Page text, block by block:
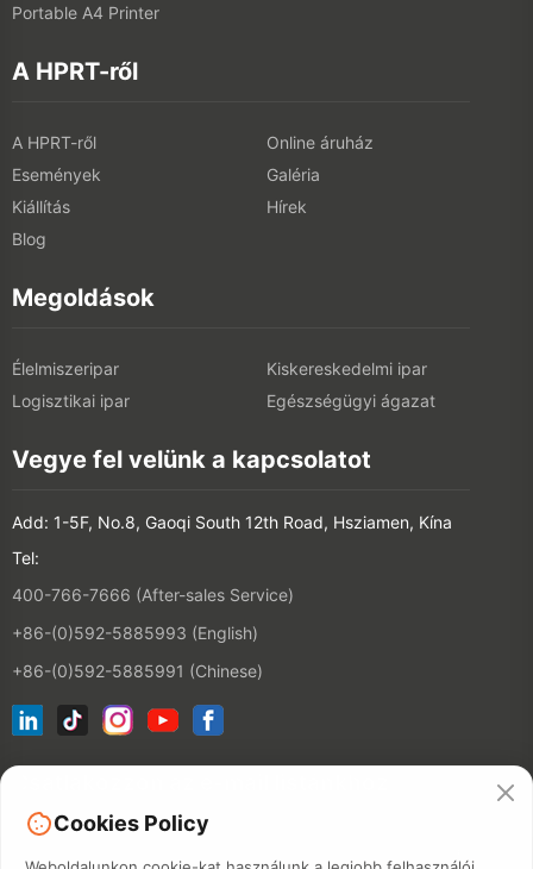
Portable A4 Printer
A HPRT-ről
A HPRT-ről
Online áruház
Események
Galéria
Kiállítás
Hírek
Blog
Megoldások
Élelmiszeripar
Kiskereskedelmi ipar
Logisztikai ipar
Egészségügyi ágazat
Vegye fel velünk a kapcsolatot
Add: 1-5F, No.8, Gaoqi South 12th Road, Hsziamen, Kína
Tel:
400-766-7666 (After-sales Service)
+86-(0)592-5885993 (English)
+86-(0)592-5885991 (Chinese)
Cookies Policy